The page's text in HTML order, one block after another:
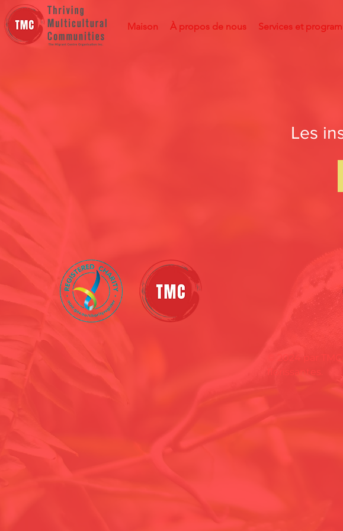
Maison À propos de nous Services et
Les
© 2024 par
florissantes.